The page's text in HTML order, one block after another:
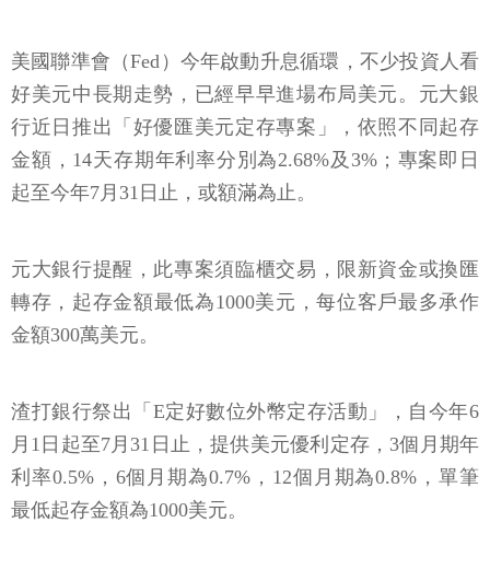
美國聯準會（Fed）今年啟動升息循環，不少投資人看
好美元中長期走勢，已經早早進場布局美元。元大銀
行近日推出「好優匯美元定存專案」，依照不同起存
金額，14天存期年利率分別為2.68%及3%；專案即日
起至今年7月31日止，或額滿為止。
元大銀行提醒，此專案須臨櫃交易，限新資金或換匯
轉存，起存金額最低為1000美元，每位客戶最多承作
金額300萬美元。
渣打銀行祭出「E定好數位外幣定存活動」，自今年6
月1日起至7月31日止，提供美元優利定存，3個月期年
利率0.5%，6個月期為0.7%，12個月期為0.8%，單筆
最低起存金額為1000美元。